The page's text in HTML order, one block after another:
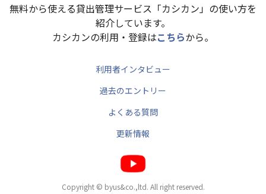
無料から使える貸出管理サービス「カシカン」の使い方を
紹介しています。
カシカンの利用・登録はこちらから。
利用者インタビュー
過去のエントリー
よくある質問
更新情報
Copyright © byus&co.,ltd. All right reserved.